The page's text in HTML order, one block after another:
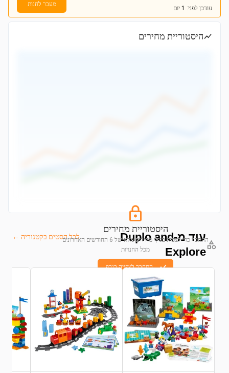
עודכן לפני: 1 יום
מעבר לחנות
היסטוריית מחירים
היסטוריית מחירים
התחבר כדי לצפות בגרף מחירים מלא של 6 החודשים האחרונים
מכל החנויות
התחבר לצפייה בגרף
עוד מ-Duplo and
Explore
לכל הסטים בקטגוריה ←